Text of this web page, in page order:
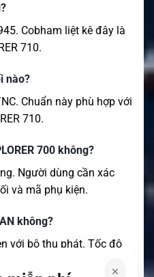
Cobham liệt kê đây là
710.
nào?
Chuẩn này phù hợp với
710.
700 không?
Người dùng cần xác
và mã phụ kiện.
không?
với bộ thu phát. Tốc độ